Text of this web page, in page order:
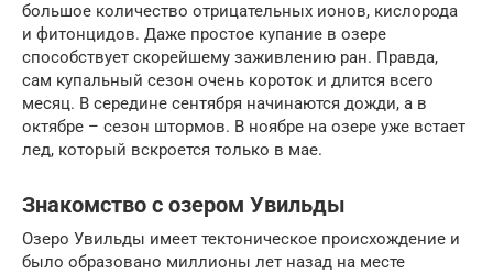
большое количество отрицательных ионов, кислорода
и фитонцидов. Даже простое купание в озере
способствует скорейшему заживлению ран. Правда,
сам купальный сезон очень короток и длится всего
месяц. В середине сентября начинаются дожди, а в
октябре – сезон штормов. В ноябре на озере уже встает
лед, который вскроется только в мае.
Знакомство с озером Увильды
Озеро Увильды имеет тектоническое происхождение и
было образовано миллионы лет назад на месте